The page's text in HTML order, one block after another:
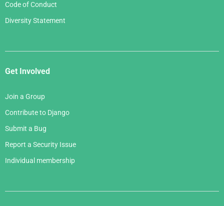
Code of Conduct
Diversity Statement
Get Involved
Join a Group
Contribute to Django
Submit a Bug
Report a Security Issue
Individual membership